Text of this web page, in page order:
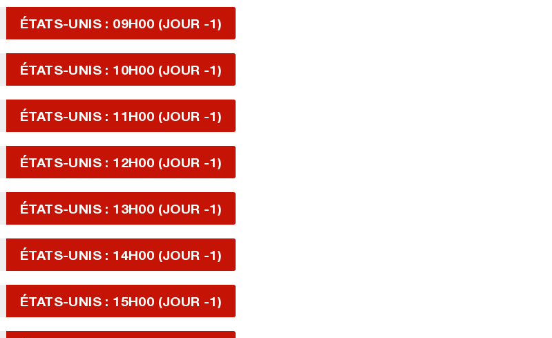
ÉTATS-UNIS : 09H00 (JOUR -1)
ÉTATS-UNIS : 10H00 (JOUR -1)
ÉTATS-UNIS : 11H00 (JOUR -1)
ÉTATS-UNIS : 12H00 (JOUR -1)
ÉTATS-UNIS : 13H00 (JOUR -1)
ÉTATS-UNIS : 14H00 (JOUR -1)
ÉTATS-UNIS : 15H00 (JOUR -1)